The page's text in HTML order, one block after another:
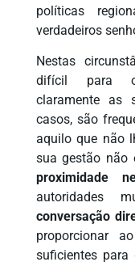
políticas
verdadeiros
Nestas
difícil para
claramente as
casos, são
aquilo que não
sua gestão não
proximidade
autoridades
conversação
proporcionar
suficientes